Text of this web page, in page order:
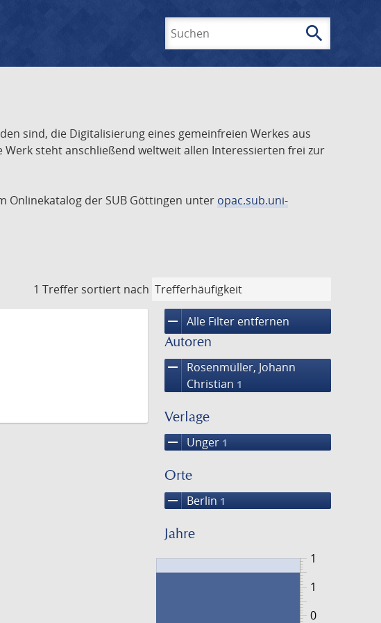
search
sind, die Digitalisierung eines gemeinfreien Werkes aus
steht anschließend weltweit allen Interessierten frei zur
Onlinekatalog der SUB Göttingen unter opac.sub.uni-
1 Treffer sortiert nach
remove Alle Filter entfernen
Autoren
remove
Rosenmüller, Johann
Christian 1
Verlage
remove Unger 1
Orte
remove Berlin 1
Jahre
1
0
1